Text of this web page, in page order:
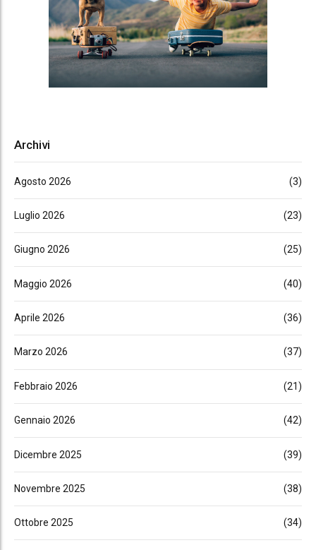
Archivi
Agosto 2026 (3)
Luglio 2026 (23)
Giugno 2026 (25)
Maggio 2026 (40)
Aprile 2026 (36)
Marzo 2026 (37)
Febbraio 2026 (21)
Gennaio 2026 (42)
Dicembre 2025 (39)
Novembre 2025 (38)
Ottobre 2025 (34)